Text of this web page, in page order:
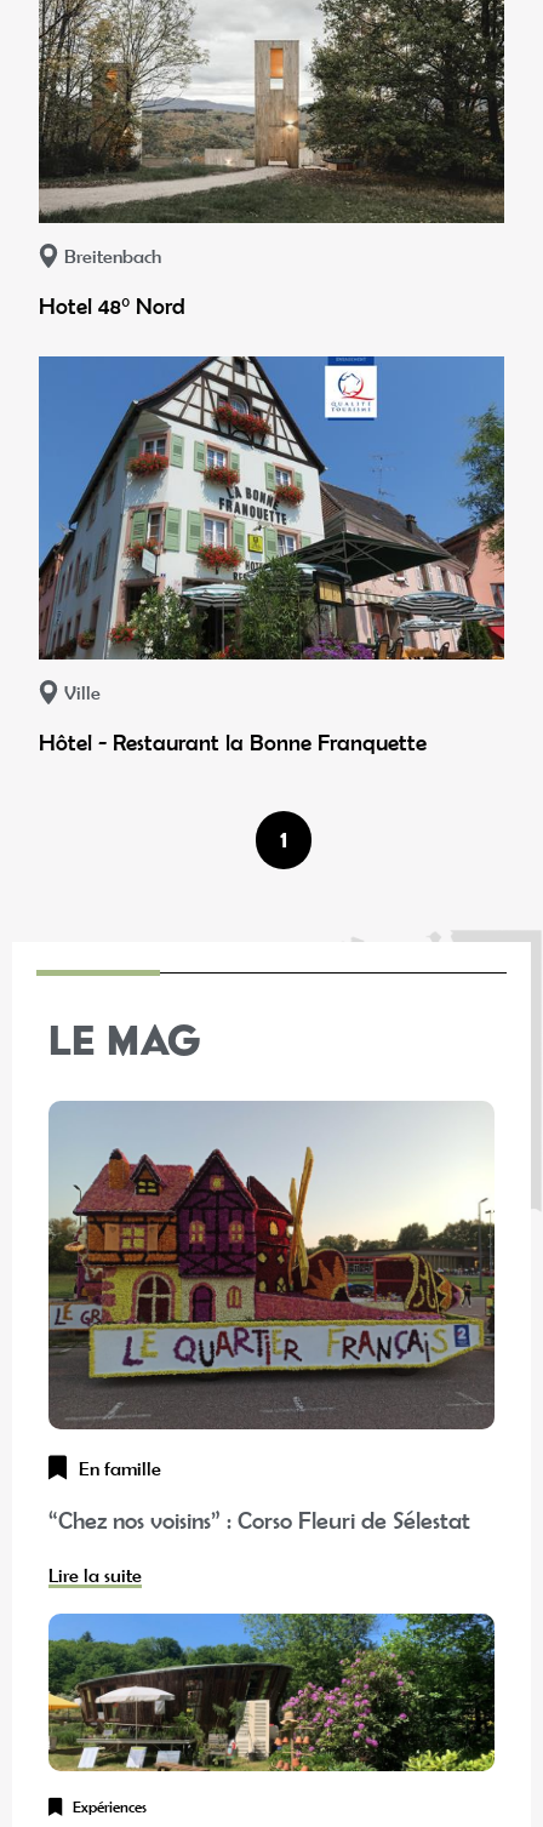
Breitenbach
Hotel 48° Nord
Ville
Hôtel - Restaurant la Bonne Franquette
1
LE MAG
En famille
“Chez nos voisins” : Corso Fleuri de Sélestat
Lire la suite
Expériences